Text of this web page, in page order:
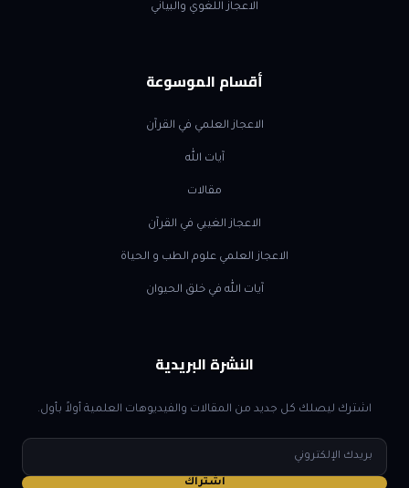
الاعجاز اللغوي والبياني
أقسام الموسوعة
الاعجاز العلمي في القرآن
آيات الله
مقالات
الاعجاز الغيبي في القرآن
الاعجاز العلمي علوم الطب و الحياة
آيات الله في خلق الحيوان
النشرة البريدية
اشترك ليصلك كل جديد من المقالات والفيديوهات العلمية أولاً بأول.
البريد
الإلكتروني
اشتراك